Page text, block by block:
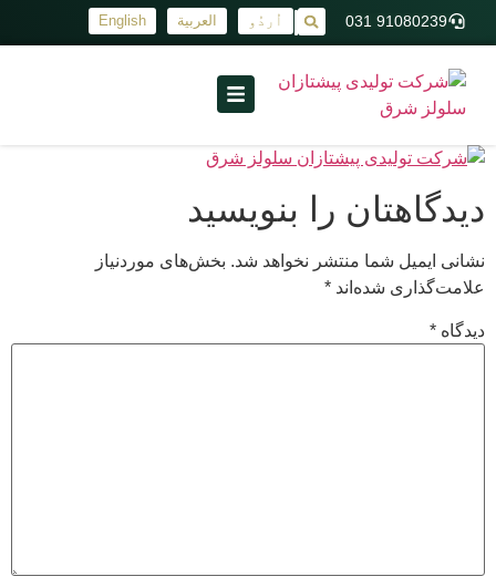
91080239 031 اُردُو العربية English
دیدگاهتان را بنویسید
نشانی ایمیل شما منتشر نخواهد شد. بخش‌های موردنیاز
علامت‌گذاری شده‌اند *
دیدگاه *